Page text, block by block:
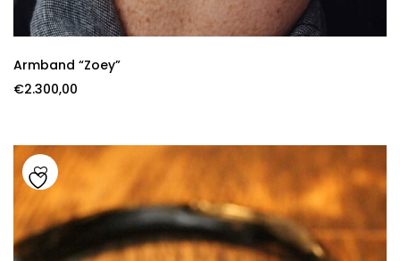
Armband “Zoey”
€2.300,00